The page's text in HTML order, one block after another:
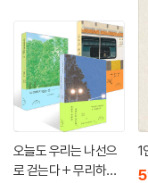
오늘도 우리는 나선으
로 걷는다 + 무리하지
1
5